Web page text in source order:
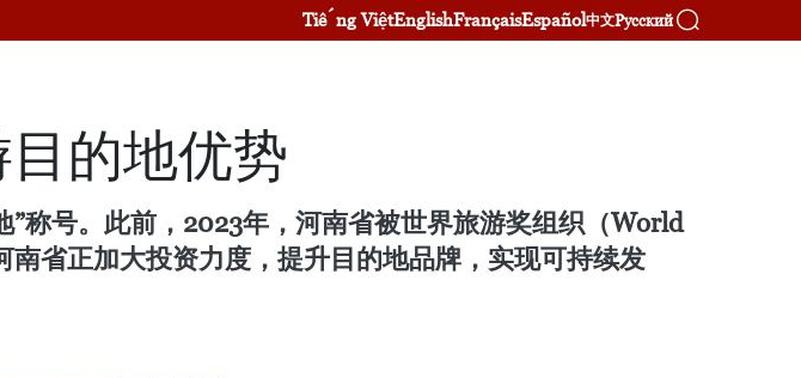
Tiếng ViệtEnglishFrançaisEspañol中文Русский
的地优势
称号。此前，2023年，河南省被世界旅游奖组织（World
省正加大投资力度，提升目的地品牌，实现可持续发